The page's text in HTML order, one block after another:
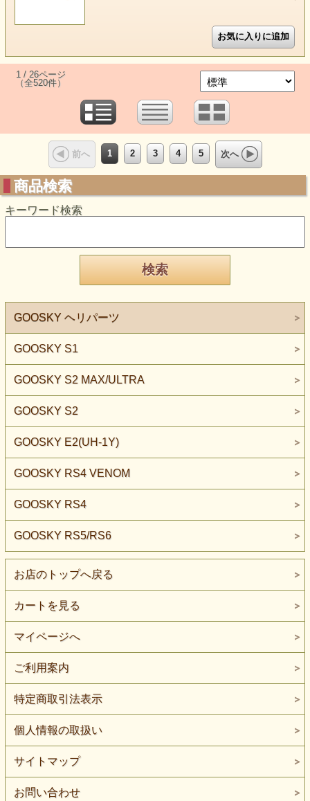
1 / 26ページ
（全520件）
前へ 1 2 3 4 5 次へ
商品検索
キーワード検索
GOOSKY ヘリパーツ
GOOSKY S1
GOOSKY S2 MAX/ULTRA
GOOSKY S2
GOOSKY E2(UH-1Y)
GOOSKY RS4 VENOM
GOOSKY RS4
GOOSKY RS5/RS6
お店のトップへ戻る
カートを見る
マイページへ
ご利用案内
特定商取引法表示
個人情報の取扱い
サイトマップ
お問い合わせ